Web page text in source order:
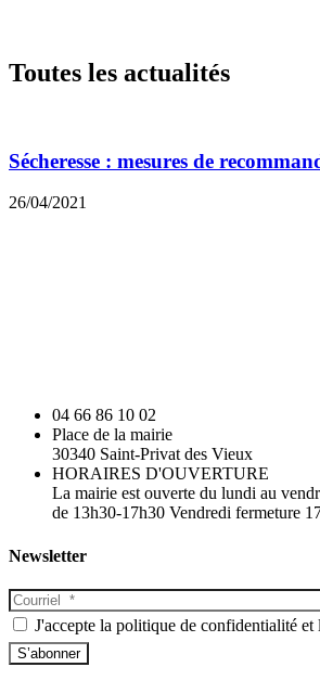
Toutes les actualités
Sécheresse : mesures de
26/04/2021
04 66 86 10 02
Place de la mairie
30340 Saint-Privat des Vieux
HORAIRES D'OUVERTURE
La mairie est ouverte du lundi au
de 13h30-17h30 Vendredi fermeture
Newsletter
J'accepte la politique de confidentialité et